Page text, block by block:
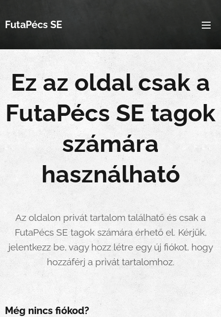
FutaPécs SE
Ez az oldal csak a
FutaPécs SE tagok
számára
használható
Az oldalon privát tartalom található és csak a
FutaPécs SE tagok számára érhető el. Kérjük,
jelentkezz be, vagy hozz létre egy új fiókot, hogy
hozzáférj a privát tartalomhoz.
Még nincs fiókod?